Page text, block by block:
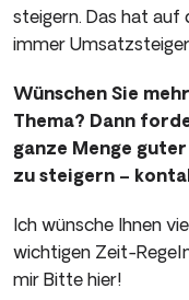
steigern. Das hat auf
immer
Wünschen Sie
Thema? Dann
ganze Menge
zu steigern –
Ich wünsche Ihnen
wichtigen Zeit-
mir Bitte hier!